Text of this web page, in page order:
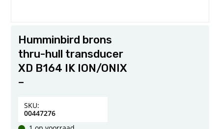
Humminbird brons
thru-hull transducer
XD B164 IK ION/ONIX
–
SKU:
00447276